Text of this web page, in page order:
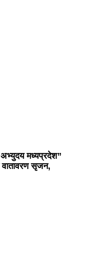
मध्यप्रदेश”
सृजन,